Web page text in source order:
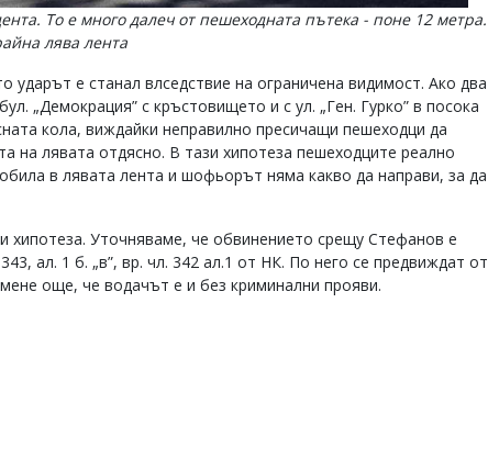
То е много далеч от пешеходната пътека - поне 12 метра.
лява лента
е станал влседствие на ограничена видимост. Ако два
„Демокрация” с кръстовището и с ул. „Ген. Гурко” в посока
кола, виждайки неправилно пресичащи пешеходци да
на лявата отдясно. В тази хипотеза пешеходците реално
в лявата лента и шофьорът няма какво да направи, за да
хипотеза. Уточняваме, че обвинението срещу Стефанов е
ал. 1 б. „в”, вр. чл. 342 ал.1 от НК. По него се предвиждат от
още, че водачът е и без криминални прояви.